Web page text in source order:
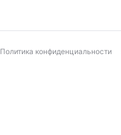
Политика конфиденциальности